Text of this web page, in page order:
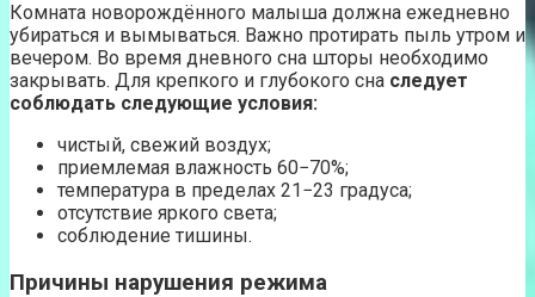
Комната новорождённого малыша должна ежедневно
убираться и вымываться. Важно протирать пыль утром и
вечером. Во время дневного сна шторы необходимо
закрывать. Для крепкого и глубокого сна следует
соблюдать следующие условия:
чистый, свежий воздух;
приемлемая влажность 60−70%;
температура в пределах 21−23 градуса;
отсутствие яркого света;
соблюдение тишины.
Причины нарушения режима